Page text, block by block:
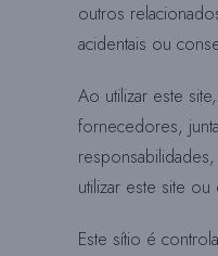
outros
acidentais ou
Ao utilizar este
fornecedores,
utilizar este site
Este sítio é